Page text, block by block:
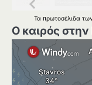
Τα πρωτοσέλιδα
Ο καιρός στην